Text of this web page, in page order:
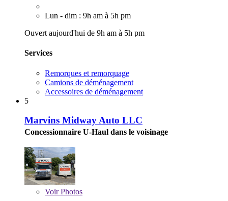
Lun - dim : 9h am à 5h pm
Ouvert aujourd'hui de 9h am à 5h pm
Services
Remorques et remorquage
Camions de déménagement
Accessoires de déménagement
5
Marvins Midway Auto LLC
Concessionnaire U-Haul dans le voisinage
VoirPhotos